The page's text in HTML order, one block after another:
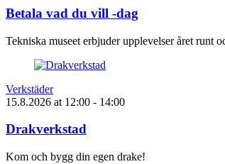
Betala vad du vill -dag
Tekniska museet erbjuder upplevelser året runt
Verkstäder
15.8.2026 at 12:00 - 14:00
Drakverkstad
Kom och bygg din egen drake!